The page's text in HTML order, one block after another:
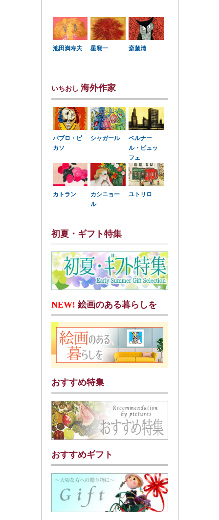
池田満寿夫 星襄一 斎藤清
いちおし 海外作家
パブロ・ピ
カソ
シャガール
ベルナー
ル・ビュッ
フェ
カトラン
カシニョー
ル
ユトリロ
初夏・ギフト特集
NEW! 絵画のある暮らしを
おすすめ特集
おすすめギフト